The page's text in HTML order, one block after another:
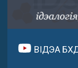
ВІДЭА